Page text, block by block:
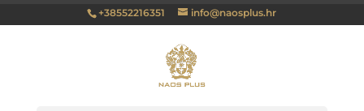
+38552216351 info@naosplus.hr